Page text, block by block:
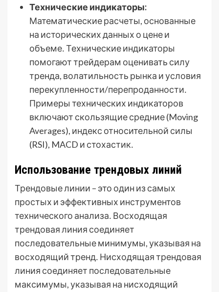
Технические индикаторы:
Математические расчеты, основанные
на исторических данных о цене и
объеме․ Технические индикаторы
помогают трейдерам оценивать силу
тренда, волатильность рынка и условия
перекупленности/перепроданности․
Примеры технических индикаторов
включают скользящие средние (Moving
Averages), индекс относительной силы
(RSI), MACD и стохастик․
Использование трендовых линий
Трендовые линии – это один из самых
простых и эффективных инструментов
технического анализа․ Восходящая
трендовая линия соединяет
последовательные минимумы, указывая на
восходящий тренд․ Нисходящая трендовая
линия соединяет последовательные
максимумы, указывая на нисходящий